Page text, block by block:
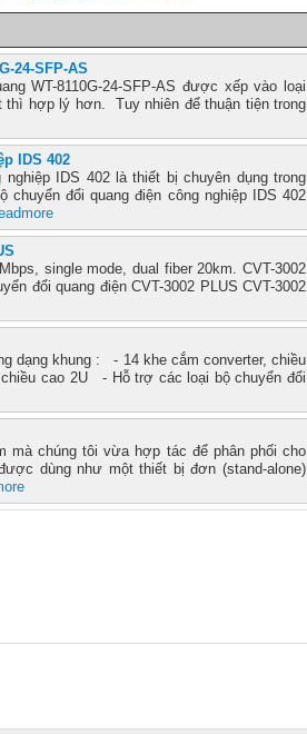
24-SFP-AS
WT-8110G-24-SFP-AS được xếp vào loại
thì hợp lý hơn. Tuy nhiên để thuận tiện trong
IDS 402
IDS 402 là thiết bị chuyên dụng trong
chuyển đổi quang điện công nghiệp IDS 402
single mode, dual fiber 20km. CVT-3002
đổi quang điện CVT-3002 PLUS CVT-3002
dạng khung : - 14 khe cắm converter, chiều
cao 2U - Hỗ trợ các loại bộ chuyển đổi
mà chúng tôi vừa hợp tác để phân phối cho
dùng như một thiết bị đơn (stand-alone)